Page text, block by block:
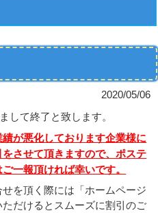
2020/05/06
して終了と致します。
が悪化しております企業様に
させて頂きますので、ポステ
一報頂ければ幸いです。
を頂く際には「ホームページ
だけるとスムーズに割引のご